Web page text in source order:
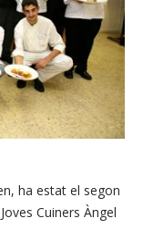
ha estat el segon
Cuiners Àngel